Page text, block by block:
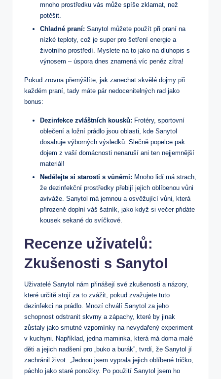
mnoho prostředku vás může spíše zklamat, než
potěšit.
Chladné praní: Sanytol můžete použít při praní na
nízké teploty, což je super pro šetření energie a
životního prostředí. Myslete na to jako na dluhopis s
výnosem – úspora dnes znamená víc peněz zítra!
Pokud zrovna přemýšlíte, jak zanechat skvělé dojmy při
každém praní, tady máte pár nedocenitelných rad jako
bonus:
Dezinfekce zvláštních kousků: Frotéry, sportovní
oblečení a ložní prádlo jsou oblasti, kde Sanytol
dosahuje výborných výsledků. Slečně popelce pak
dojem z vaší domácnosti nenaruší ani ten nejjemnější
materiál!
Nedělejte si starosti s vůněmi: Mnoho lidí má strach,
že dezinfekční prostředky přebijí jejich oblíbenou vůni
aviváže. Sanytol má jemnou a osvěžující vůni, která
přirozeně doplní váš šatník, jako když si večer přidáte
kousek sekané do svíčkové.
Recenze uživatelů:
Zkušenosti s Sanytol
Uživatelé Sanytol nám přinášejí své zkušenosti a názory,
které určitě stojí za to zvážit, pokud zvažujete tuto
dezinfekci na prádlo. Mnozí chválí Sanytol za jeho
schopnost odstranit skvrny a zápachy, které by jinak
zůstaly jako smutné vzpomínky na nevydařený experiment
v kuchyni. Například, jedna maminka, která má doma malé
děti a jejich nadšení pro „buko a burák”, tvrdí, že Sanytol jí
zachránil život. „Jednou jsem vyprala jejich oblíbené tričko,
páchlo jako staré ponožky. Po použití Sanytol jsem ho